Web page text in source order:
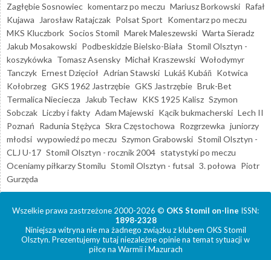
Zagłębie Sosnowiec komentarz po meczu Mariusz Borkowski Rafał
Kujawa
Jarosław Ratajczak Polsat Sport Komentarz po meczu
MKS Kluczbork Socios Stomil Marek Maleszewski Warta Sieradz
Jakub Mosakowski Podbeskidzie Bielsko-Biała Stomil Olsztyn -
koszykówka Tomasz Asensky Michał Kraszewski Wołodymyr
Tanczyk Ernest Dzięcioł Adrian Stawski Lukáš Kubáň Kotwica
Kołobrzeg GKS 1962 Jastrzębie GKS Jastrzębie Bruk-Bet
Termalica Nieciecza
Jakub Tecław KKS 1925 Kalisz Szymon
Sobczak Liczby i fakty Adam Majewski Kącik bukmacherski Lech II
Poznań Radunia Stężyca Skra Częstochowa Rozgrzewka juniorzy
młodsi wypowiedź po meczu Szymon Grabowski Stomil Olsztyn -
CLJ U-17 Stomil Olsztyn - rocznik 2004 statystyki po meczu
Oceniamy piłkarzy Stomilu Stomil Olsztyn - futsal 3. połowa Piotr
Gurzęda
Wszelkie prawa zastrzeżone 2000-2026 © OKS Stomil on-line ISSN:
1898-2328
Niniejsza witryna nie ma żadnego związku z klubem OKS Stomil
Olsztyn. Prezentujemy tutaj niezależne opinie na temat sytuacji w
piłce na Warmii i Mazurach